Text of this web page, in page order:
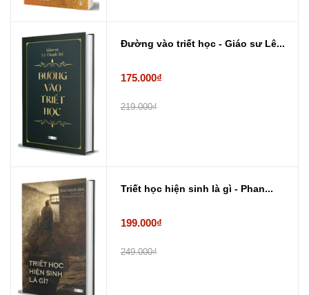
Đường vào triết học - Giáo sư Lê...
175.000₫
219.000₫
Triết học hiện sinh là gì - Phan...
199.000₫
249.000₫